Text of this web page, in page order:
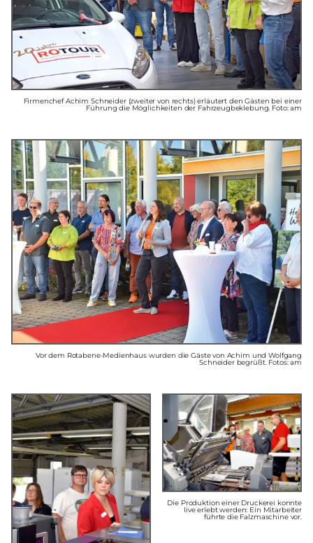
Firmenchef Achim Schneider (zweiter von rechts) erläutert den Gästen bei einer
Führung die Möglichkeiten der Fahrzeugbeklebung. Foto: am
Vor dem Rotabene-Medienhaus wurden die Gäste von Achim und Wolfgang
Schneider begrüßt. Fotos: am
Die Produktion einer Druckerei konnte
live erlebt werden: Ein Mitarbeiter
führte die Falzmaschine vor.